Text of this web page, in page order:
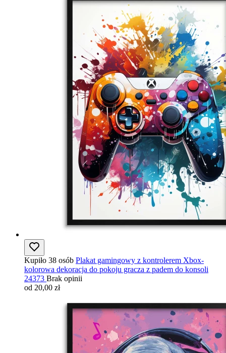
Kupiło 38 osób Plakat gamingowy z kontrolerem Xbox-
kolorowa dekoracja do pokoju gracza z padem do konsoli
24373 Brak opinii
od 20,00 zł